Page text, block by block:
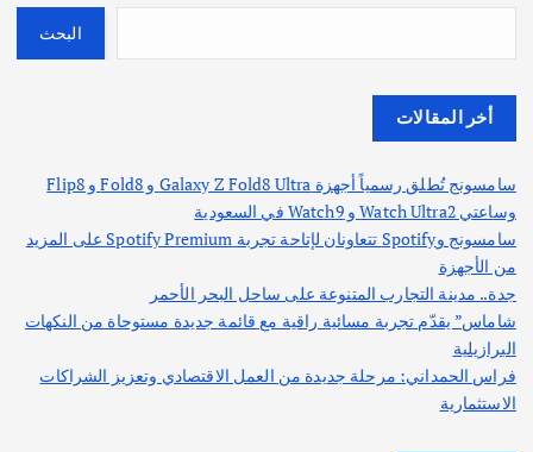
البحث
أخر المقالات
سامسونج تُطلق رسمياً أجهزة Galaxy Z Fold8 Ultra و Fold8 و Flip8
وساعتي Watch Ultra2 و Watch9 في السعودية
سامسونج وSpotify تتعاونان لإتاحة تجربة Spotify Premium على المزيد
من الأجهزة
جدة.. مدينة التجارب المتنوعة على ساحل البحر الأحمر
شاماس” يقدّم تجربة مسائية راقية مع قائمة جديدة مستوحاة من النكهات
البرازيلية
فراس الحمداني: مرحلة جديدة من العمل الاقتصادي وتعزيز الشراكات
الاستثمارية